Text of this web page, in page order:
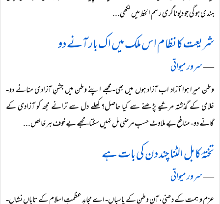
ہندی ہو گی جو دیوناگری رسم الخط میں لکھی...
شریعت کا نظام اس ملک میں اک بار آنے دو
―سرور میواتی
وطن میرا ہوا آزاد اب آزاد ہوں میں بھی- مجھے اپنے وطن میں جشنِ آزادی منانے دو-
غلامی کے گذشتہ مرثیے پڑھنے سے کیا حاصل؟ کھلے دل سے ترانے مجھ کو آزادی کے
گانے دو- منافع بے ملاوٹ حسبِ مرضی مل نہیں سکتا- مجھے بے خوف ہر خالص...
تختۂ کابل الٹنا چند دن کی بات ہے
―سرور میواتی
عزم و ہمت کے دھنی، آنِ وطن کے پاسباں- اے مجاہد عظمتِ اسلام کے تاباں نشاں-